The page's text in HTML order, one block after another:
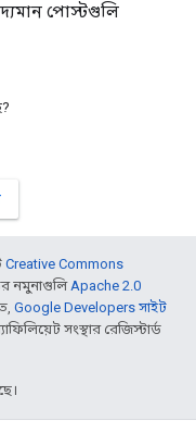
পোস্টগুলি
Creative Commons
নমুনাগুলিApache 2.0
Google Developers সাইট
সংস্থার রেজিস্টার্ড